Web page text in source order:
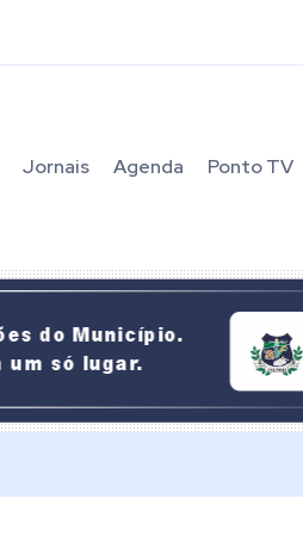
Jornais Agenda Ponto TV